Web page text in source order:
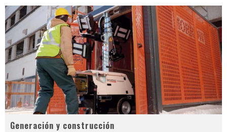
Generación y construcción